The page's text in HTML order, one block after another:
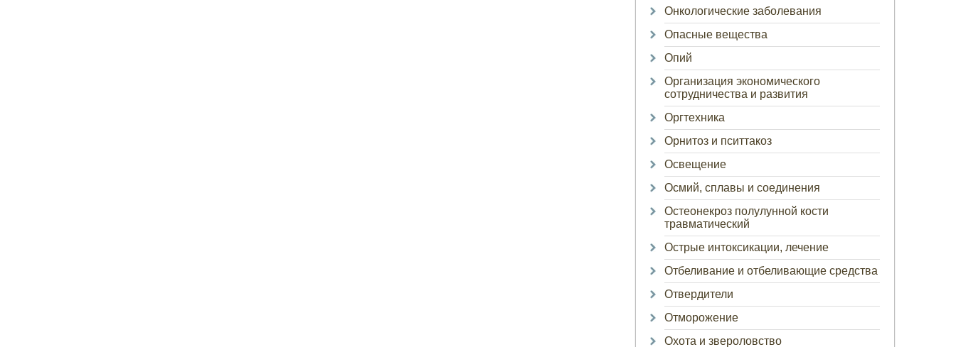
Онкологические заболевания
Опасные вещества
Опий
Организация экономического
сотрудничества и развития
Оргтехника
Орнитоз и пситтакоз
Освещение
Осмий, сплавы и соединения
Остеонекроз полулунной кости
травматический
Острые интоксикации, лечение
Отбеливание и отбеливающие средства
Отвердители
Отморожение
Охота и звероловство